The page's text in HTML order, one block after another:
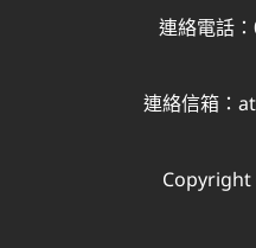
連絡電話
連絡信箱：
Copyright